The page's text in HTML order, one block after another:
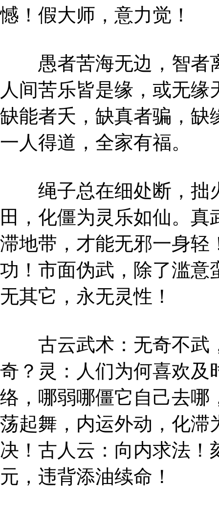
憾！假大师，意力觉！
愚者苦海无边，智者
人间苦乐皆是缘，或无
缺能者夭，缺真者骗，缺
一人得道，全家有福。
绳子总在细处断，拙
田，化僵为灵乐如仙。
滞地带，才能无邪一身轻
功！市面伪武，除了滥意
无其它，永无灵性！
古云武术：无奇不武
奇？灵：人们为何喜欢及
络，哪弱哪僵它自己去哪
荡起舞，内运外动，化滞
决！古人云：向内求法
元，违背添油续命！